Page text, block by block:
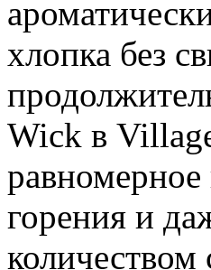
хлопка без
Wick в
равномерное
горения и